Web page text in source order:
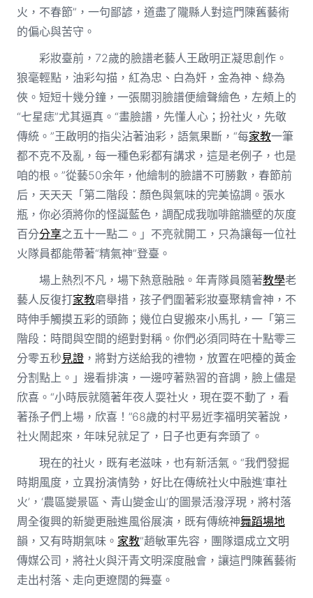
火，不春節”，一句鄙諺，道盡了隴縣人對這門陳舊藝術
的偏心與苦守。
彩妝臺前，72歲的臉譜老藝人王啟明正凝思創作。
狼毫輕點，油彩勾描，紅為忠、白為奸，金為神、綠為
俠。短短十幾分鐘，一張關羽臉譜便繪聲繪色，左頰上的
“七星痣”尤其逼真。“畫臉譜，先懂人心；扮社火，先敬
傳統。”王啟明的指尖沾著油彩，語氣果斷，“每家教一筆
都不克不及亂，每一種色彩都有講求，這是老例子，也是
咱的根。”從藝50余年，他繪制的臉譜不可勝數，春節前
后，天天天「第二階段：顏色與氣味的完美協調。張水
瓶，你必須將你的怪誕藍色，調配成我咖啡館牆壁的灰度
百分分享之五十一點二。」不亮就開工，只為讓每一位社
火隊員都能帶著“精氣神”登臺。
場上熱烈不凡，場下熱意融融。年青隊員隨著教學老
藝人反復打家教磨舉措，孩子們圍著彩妝臺聚精會神，不
時伸手觸摸五彩的頭飾；幾位白叟搬來小馬扎，一「第三
階段：時間與空間的絕對對稱。你們必須同時在十點零三
分零五秒 見證，將對方送給我的禮物，放置在吧檯的黃金
分割點上。」邊看排演，一邊哼著熟習的音調，臉上儘是
欣喜。“小時辰就隨著年夜人耍社火，現在耍不動了，看
著孫子們上場，欣喜！”68歲的村平易近李福明笑著說，
社火鬧起來，年味兒就足了，日子也更有奔頭了。
現在的社火，既有老滋味，也有新活氣。“我們發掘
時期風度，立異扮演情勢，好比在傳統社火中融進‘車社
火’，‘農區變景區、青山變金山’的圖景活潑浮現，將村落
周全復興的新變更融進風俗展演，既有傳統神舞蹈場地
韻，又有時期氣味。 家教”趙敏軍先容，團隊還成立文明
傳媒公司，將社火與汗青文明深度融會，讓這門陳舊藝術
走出村落、走向更遼闊的舞臺。